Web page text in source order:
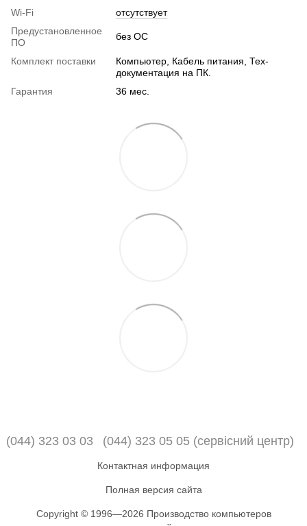
Wi-Fi
отсутствует
Предустановленное
ПО
без ОС
Комплект поставки
Компьютер, Кабель питания, Тех-
документация на ПК.
Гарантия
36 мес.
(044) 323 03 03 (044) 323 05 05 (сервісний центр)
Контактная информация
Полная версия сайта
Copyright © 1996—2026 Производство компьютеров